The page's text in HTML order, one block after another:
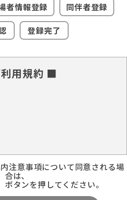
者情報登録
同伴者登録
登録完了
用規約 ■
注意事項について同意される場
合は、
タンを押してください。